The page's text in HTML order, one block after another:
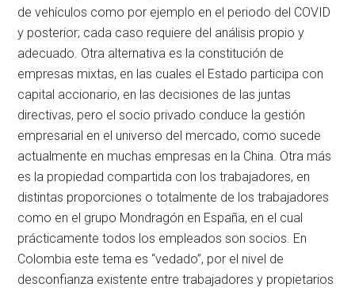
de vehículos como por ejemplo en el periodo del COVID
y posterior; cada caso requiere del análisis propio y
adecuado. Otra alternativa es la constitución de
empresas mixtas, en las cuales el Estado participa con
capital accionario, en las decisiones de las juntas
directivas, pero el socio privado conduce la gestión
empresarial en el universo del mercado, como sucede
actualmente en muchas empresas en la China. Otra más
es la propiedad compartida con los trabajadores, en
distintas proporciones o totalmente de los trabajadores
como en el grupo Mondragón en España, en el cual
prácticamente todos los empleados son socios. En
Colombia este tema es “vedado”, por el nivel de
desconfianza existente entre trabajadores y propietarios